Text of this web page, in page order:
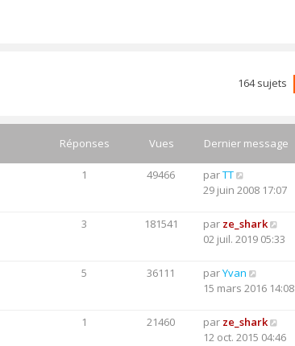
164 sujets
Réponses Vues Dernier message
1 49466 parTT
29 juin 2008 17:07
3 181541 par ze_shark
02 juil. 2019 05:33
5 36111 parYvan
15 mars 2016 14:08
1 21460 par ze_shark
12 oct. 2015 04:46